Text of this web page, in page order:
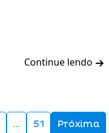
Continue lendo
… 51 Próxima